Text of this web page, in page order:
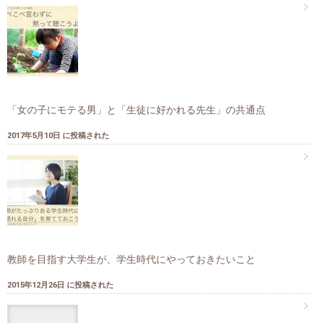
「女の子にモテる男」と「生徒に好かれる先生」の共通点
2017年5月10日 に投稿された
教師を目指す大学生が、学生時代にやっておきたいこと
2015年12月26日 に投稿された